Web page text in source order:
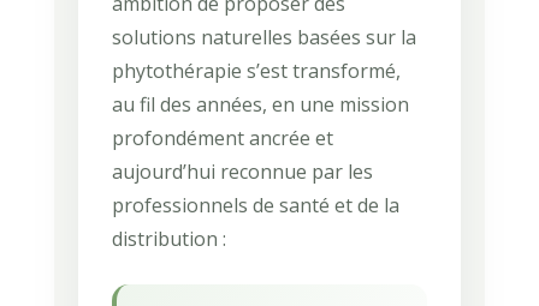
solutions naturelles basées sur la
phytothérapie s’est transformé,
au fil des années, en une mission
profondément ancrée et
aujourd’hui reconnue par les
professionnels de santé et de la
distribution :